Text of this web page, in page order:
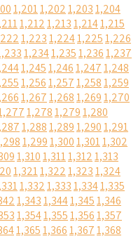
1,2011,2021,2031,204
1,2121,2131,2141,215
1,2231,2241,2251,226
1,2341,2351,2361,237
1,2451,2461,2471,248
1,2561,2571,2581,259
1,2671,2681,2691,270
1,2781,2791,280
1,2881,2891,2901,291
1,2991,3001,3011,302
1,3101,3111,3121,313
1,3211,3221,3231,324
1,3321,3331,3341,335
1,3431,3441,3451,346
1,3541,3551,3561,357
1,3651,3661,3671,368